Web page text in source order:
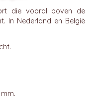
die vooral boven de
In Nederland en België